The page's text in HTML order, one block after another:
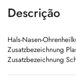
Descrição
Hals-Nasen-
Zusatzbezeichnung
Zusatzbezeichnung